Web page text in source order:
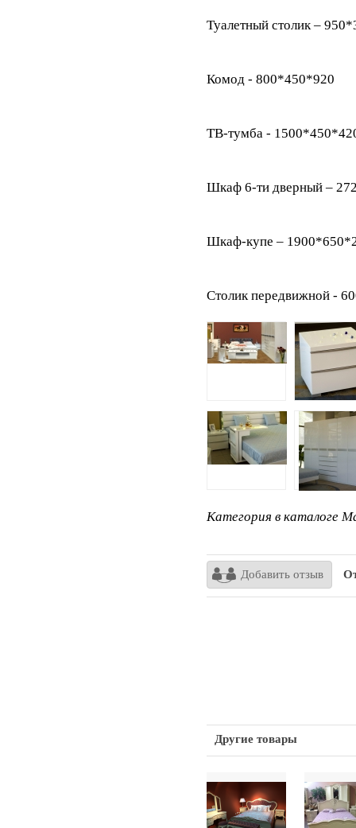
Туалетный столик –
Комод - 800*450*920
ТВ-тумба -
Шкаф 6-ти дверный –
Шкаф-купе –
Столик передвижной -
Категория в каталоге
Добавить отзыв
Другие товары